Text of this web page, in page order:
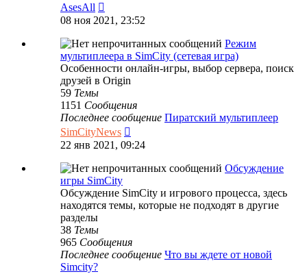
AsesAll
к
сообщению
08 ноя 2021, 23:52
Режим
мультиплеера в SimCity (сетевая игра)
Особенности онлайн-игры, выбор сервера, поиск
друзей в Origin
59 Темы
1151 Сообщения
Последнее сообщение Пиратский мультиплеер
SimCityNews
к
сообщению
22 янв 2021, 09:24
Обсуждение
игры SimCity
Обсуждение SimCity и игрового процесса, здесь
находятся темы, которые не подходят в другие
разделы
38 Темы
965 Сообщения
Последнее сообщение Что вы ждете от новой
Simcity?